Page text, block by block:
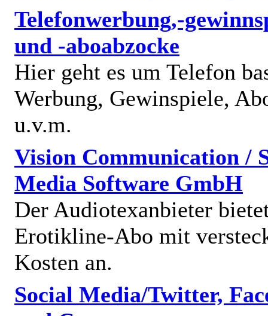
Telefonwerbung,-
und -aboabzocke
Hier geht es um Telefon
Werbung, Gewinspiele,
u.v.m.
Vision Communication /
Media Software GmbH
Der Audiotexanbieter
Erotikline-Abo mit
Kosten an.
Social Media/Twitter,